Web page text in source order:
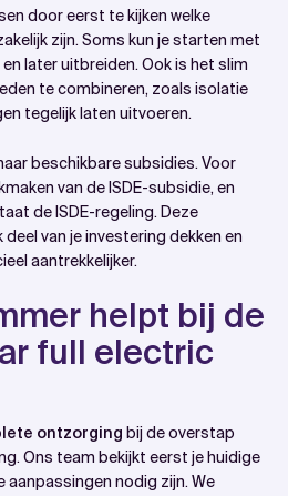
door eerst te kijken welke
zijn. Soms kun je starten met
later uitbreiden. Ook is het slim
te combineren, zoals isolatie
tegelijk laten uitvoeren.
beschikbare subsidies. Voor
van de ISDE-subsidie, en
de ISDE-regeling. Deze
van je investering dekken en
aantrekkelijker.
helpt bij de
full electric
ontzorging bij de overstap
Ons team bekijkt eerst je huidige
aanpassingen nodig zijn. We